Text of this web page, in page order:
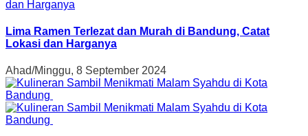
Lima Ramen Terlezat dan Murah di Bandung, Catat
Lokasi dan Harganya
Ahad/Minggu, 8 September 2024